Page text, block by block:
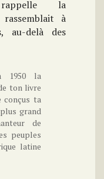
la
rassemblait à
au-delà des
1950 la
ton livre
conçus ta
grand
de
peuples
latine